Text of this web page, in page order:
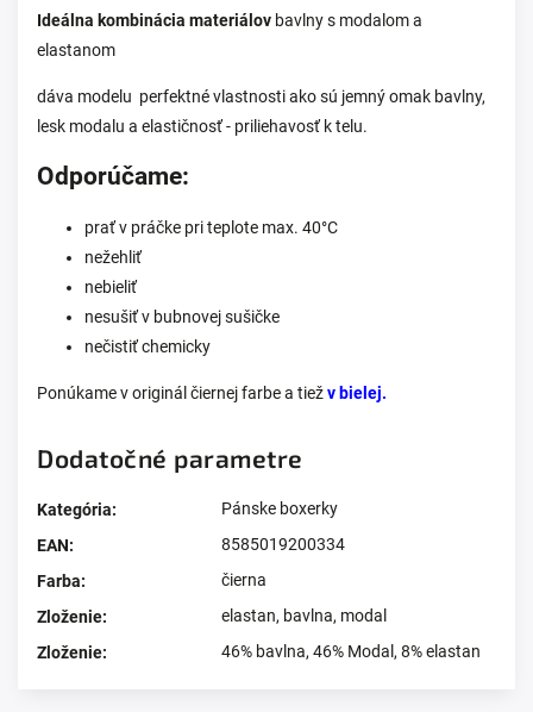
Ideálna kombinácia materiálov bavlny s modalom a
elastanom
dáva modelu perfektné vlastnosti ako sú jemný omak bavlny,
lesk modalu a elastičnosť - priliehavosť k telu.
Odporúčame:
prať v práčke pri teplote max. 40°C
nežehliť
nebieliť
nesušiť v bubnovej sušičke
nečistiť chemicky
Ponúkame v originál čiernej farbe a tiežv bielej.
Dodatočné parametre
Kategória:
Pánske boxerky
EAN:
8585019200334
Farba:
čierna
Zloženie: elastan, bavlna, modal
Zloženie: 46% bavlna, 46% Modal, 8% elastan